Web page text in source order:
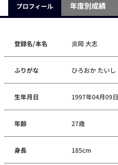
プロフィール 年度別成績
登録名/本名 廣岡 大志
ふりがな ひろおか たいし
生年月日 1997年04月09日
年齢 27歳
身長 185cm